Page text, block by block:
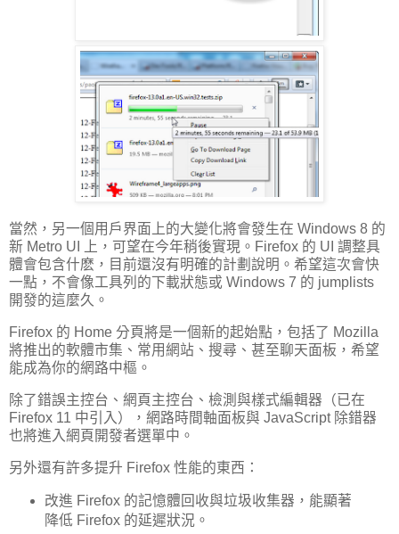
當然，另一個用戶界面上的大變化將會發生在 Windows 8 的
新 Metro UI 上，可望在今年稍後實現。Firefox 的 UI 調整具
體會包含什麽，目前還沒有明確的計劃說明。希望這次會快
一點，不會像工具列的下載狀態或 Windows 7 的 jumplists
開發的這麼久。
Firefox 的 Home 分頁將是一個新的起始點，包括了 Mozilla
將推出的軟體市集、常用網站、搜尋、甚至聊天面板，希望
能成為你的網路中樞。
除了錯誤主控台、網頁主控台、檢測與樣式編輯器（已在
Firefox 11 中引入），網路時間軸面板與 JavaScript 除錯器
也將進入網頁開發者選單中。
另外還有許多提升 Firefox 性能的東西：
改進 Firefox 的記憶體回收與垃圾收集器，能顯著
降低 Firefox 的延遲狀況。